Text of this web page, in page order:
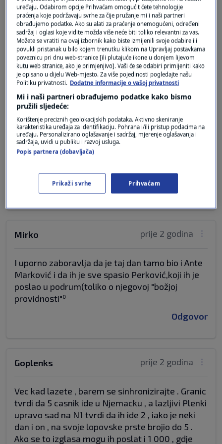
A- ti napraviš povijesnu pogrešku svaki puta kad
se javiš! Vrijeme te je pregazilo, Mate! Gdje si još
vidio da premijer obavlja poslove- i predsjednika
države i svoje, nego - u Hrvatskoj i u Srbiji! Malo
više objewktivnosti-molim,- kada se već želiš
oglasiti!
Odgovor
prije 2 godina
Ante
prije 2 godina
Mirko
I uporno zaboravlja da je taj dan tamo bio i Ante
Marković i da ih je sve spasio Perković,koji ih je
poslao u podrum(toliko o njegovoj "božjoj
providnosti"⁰
Odgovor
prije 2 godina
Goplenks
Vec kad lazete , barem se sinhronizirajte . Granic
tvrdi da 5 casnik ide u Njemacku , a lazljivi Plenki
upravo sad na N1 tvrdi da ih ide 2 , iako je neki
dan i on , na svoje lopovske prste brojio do 5 .
Ako se to izglasa mogu ih poslat i 1 000 , gdje
uređaju. Odabirom opcije Prihvaćam omogućit ćete tehnologije
praćenja koje podržavaju svrhe za čije pružanje mi i naši partneri
obrađujemo podatke. Ako su alati za praćenje onemogućeni, određeni
sadržaj i oglasi koje vidite možda više neće biti toliko relevantni za vas.
Možete se vratiti na ovaj izbornik kako biste izmijenili svoje odabire ili
povukli pristanak u bilo kojem trenutku klikom na Upravljaj postavkama
poveznicu pri dnu web-stranice [ili plutajuće ikone u donjem lijevom
kutu web stranice, ako je primjenjivo]. Vaši će se odabiri primijeniti kako
je opisano u dijelu Web-mjesto. Za više pojedinosti pogledajte našu
Politiku privatnosti. Dodatne informacije o vašoj privatnosti
Mi i naši partneri obrađujemo podatke kako bismo
pružili sljedeće:
Korištenje preciznih geolokacijskih podataka. Aktivno skeniranje
karakteristika uređaja za identifikaciju. Pohrana i/ili pristup podacima na
uređaju. Personalizirano oglašavanje i sadržaj, mjerenje oglašavanja i
sadržaja, uvidi u publiku i razvoj usluga.
Popis partnera (dobavljača)
Prikaži svrhe Prihvaćam